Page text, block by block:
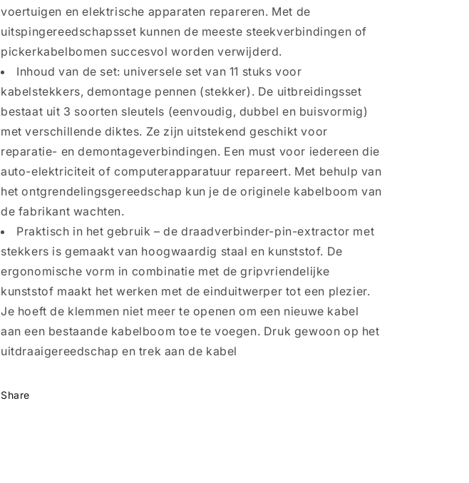
voertuigen en elektrische apparaten repareren. Met de
uitspingereedschapsset kunnen de meeste steekverbindingen of
pickerkabelbomen succesvol worden verwijderd.
Inhoud van de set: universele set van 11 stuks voor
kabelstekkers, demontage pennen (stekker). De uitbreidingsset
bestaat uit 3 soorten sleutels (eenvoudig, dubbel en buisvormig)
met verschillende diktes. Ze zijn uitstekend geschikt voor
reparatie- en demontageverbindingen. Een must voor iedereen die
auto-elektriciteit of computerapparatuur repareert. Met behulp van
het ontgrendelingsgereedschap kun je de originele kabelboom van
de fabrikant wachten.
Praktisch in het gebruik – de draadverbinder-pin-extractor met
stekkers is gemaakt van hoogwaardig staal en kunststof. De
ergonomische vorm in combinatie met de gripvriendelijke
kunststof maakt het werken met de einduitwerper tot een plezier.
Je hoeft de klemmen niet meer te openen om een nieuwe kabel
aan een bestaande kabelboom toe te voegen. Druk gewoon op het
uitdraaigereedschap en trek aan de kabel
Share